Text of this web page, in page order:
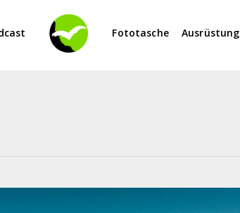
Fototasche Ausrüstung